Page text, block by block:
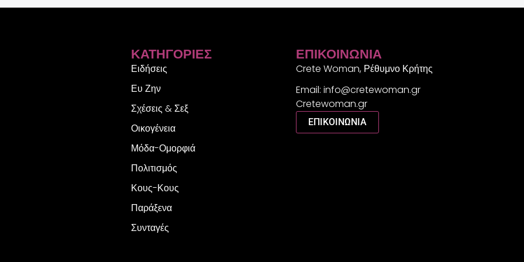
ΚΑΤΗΓΟΡΊΕΣ
Ειδήσεις
Ευ Ζην
Σχέσεις & Σεξ
Οικογένεια
Μόδα-Ομορφιά
Πολιτισμός
Κους-Κους
Παράξενα
Συνταγές
ΕΠΙΚΟΙΝΩΝΊΑ
Crete Woman, Ρέθυμνο Κρήτης
Email: info@cretewoman.gr
Cretewoman.gr
ΕΠΙΚΟΙΝΩΝΙΑ